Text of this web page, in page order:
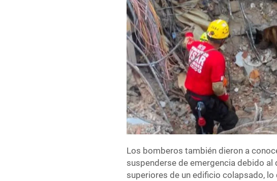
Los bomberos también dieron a
suspenderse de emergencia debido
superiores de un edificio colapsado,